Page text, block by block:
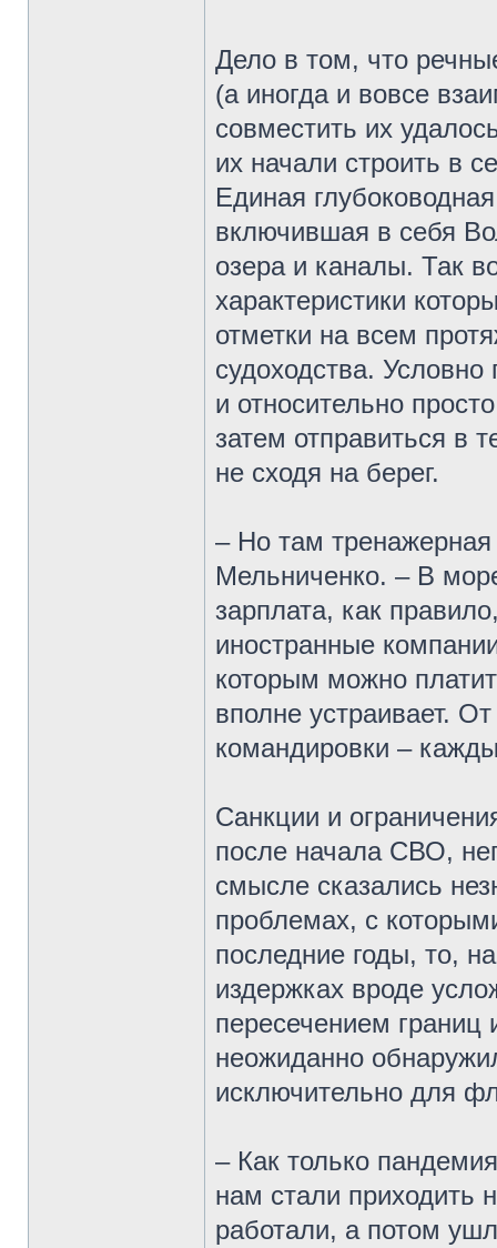
Дело в том, что
(а иногда и вовсе
совместить их
их начали строить в
Единая
включившая в себя
озера и каналы. Так
характеристики
отметки на всем
судоходства.
и относительно
затем отправиться в
не сходя на берег.
– Но там тренажерная
Мельниченко. – В
зарплата, как
иностранные
которым можно
вполне устраивает.
командировки –
Санкции и
после начала СВО,
смысле сказались
проблемах, с
последние годы, то,
издержках вроде
пересечением границ
неожиданно
исключительно для
– Как только
нам стали приходить
работали, а потом